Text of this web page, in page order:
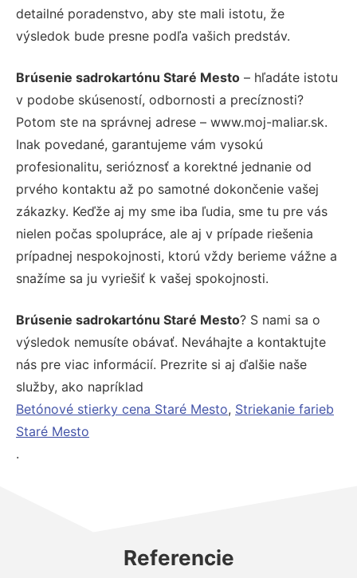
detailné poradenstvo, aby ste mali istotu, že
výsledok bude presne podľa vašich predstáv.
Brúsenie sadrokartónu Staré Mesto – hľadáte istotu
v podobe skúseností, odbornosti a precíznosti?
Potom ste na správnej adrese – www.moj-maliar.sk.
Inak povedané, garantujeme vám vysokú
profesionalitu, serióznosť a korektné jednanie od
prvého kontaktu až po samotné dokončenie vašej
zákazky. Keďže aj my sme iba ľudia, sme tu pre vás
nielen počas spolupráce, ale aj v prípade riešenia
prípadnej nespokojnosti, ktorú vždy berieme vážne a
snažíme sa ju vyriešiť k vašej spokojnosti.
Brúsenie sadrokartónu Staré Mesto? S nami sa o
výsledok nemusíte obávať. Neváhajte a kontaktujte
nás pre viac informácií. Prezrite si aj ďalšie naše
služby, ako napríklad
Betónové stierky cena Staré Mesto, Striekanie farieb
Staré Mesto
.
Referencie